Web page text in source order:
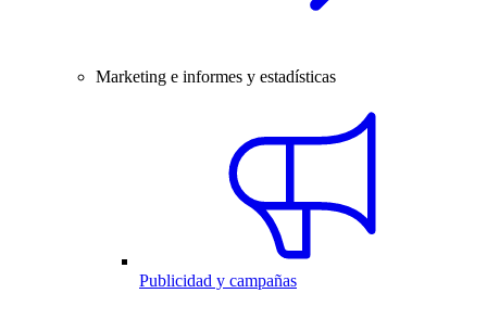
Marketing e informes y estadísticas
Publicidad y campañas